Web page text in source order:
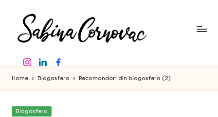
content
a
b
in
creator
de
16
InstagramLinkedinFacebook
Home Blogosfera Recomandari din blogosfera (2)
Posted
Blogosfera